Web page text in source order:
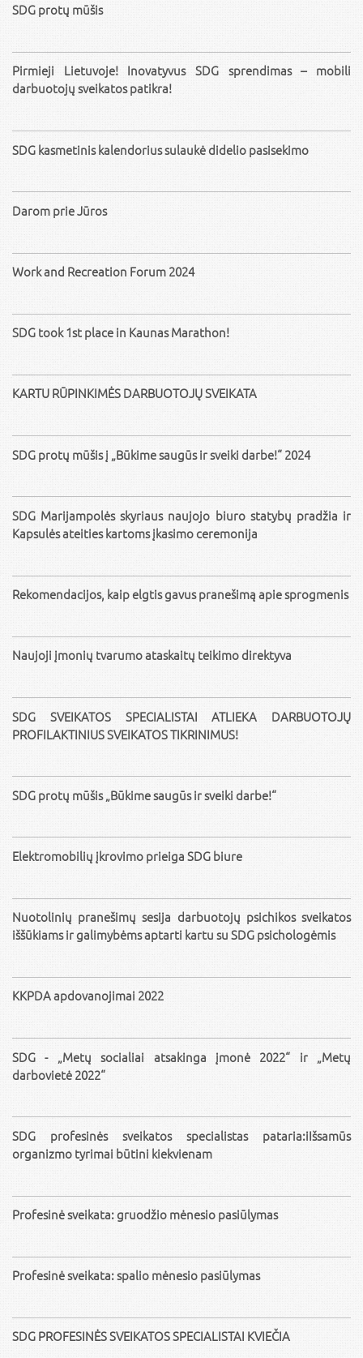
SDG protų mūšis
Pirmieji Lietuvoje! Inovatyvus SDG sprendimas – mobili
darbuotojų sveikatos patikra!
SDG kasmetinis kalendorius sulaukė didelio pasisekimo
Darom prie Jūros
Work and Recreation Forum 2024
SDG took 1st place in Kaunas Marathon!
KARTU RŪPINKIMĖS DARBUOTOJŲ SVEIKATA
SDG protų mūšis į „Būkime saugūs ir sveiki darbe!“ 2024
SDG Marijampolės skyriaus naujojo biuro statybų pradžia ir
Kapsulės ateities kartoms įkasimo ceremonija
Rekomendacijos, kaip elgtis gavus pranešimą apie sprogmenis
Naujoji įmonių tvarumo ataskaitų teikimo direktyva
SDG SVEIKATOS SPECIALISTAI ATLIEKA DARBUOTOJŲ
PROFILAKTINIUS SVEIKATOS TIKRINIMUS!
SDG protų mūšis „Būkime saugūs ir sveiki darbe!“
Elektromobilių įkrovimo prieiga SDG biure
Nuotolinių pranešimų sesija darbuotojų psichikos sveikatos
iššūkiams ir galimybėms aptarti kartu su SDG psichologėmis
KKPDA apdovanojimai 2022
SDG - „Metų socialiai atsakinga įmonė 2022“ ir „Metų
darbovietė 2022“
SDG profesinės sveikatos specialistas pataria:iIšsamūs
organizmo tyrimai būtini kiekvienam
Profesinė sveikata: gruodžio mėnesio pasiūlymas
Profesinė sveikata: spalio mėnesio pasiūlymas
SDG PROFESINĖS SVEIKATOS SPECIALISTAI KVIEČIA